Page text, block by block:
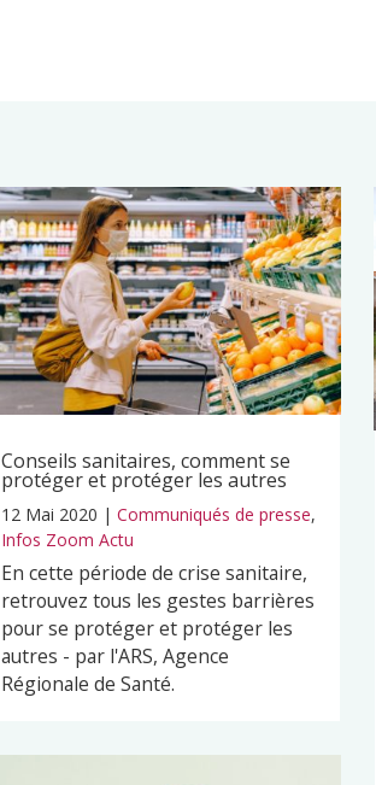
Conseils sanitaires, comment se
protéger et protéger les autres
12 Mai 2020 | Communiqués de presse,
Infos Zoom Actu
En cette période de crise sanitaire,
retrouvez tous les gestes barrières
pour se protéger et protéger les
autres - par l'ARS, Agence
Régionale de Santé.